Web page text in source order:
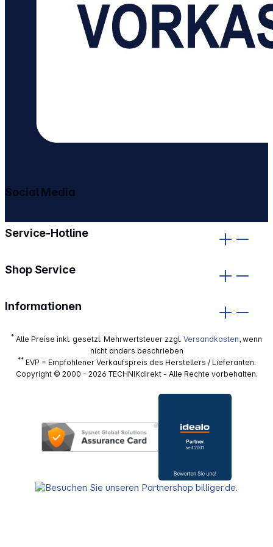
Service-Hotline
Shop Service
Informationen
Social Media
* Alle Preise inkl. gesetzl. Mehrwertsteuer zzgl. Versandkosten, wenn
nicht anders beschrieben
**EVP = Empfohlener Verkaufspreis des Herstellers / Lieferanten.
Copyright © 2000 - 2026 TECHNIKdirekt - Alle Rechte vorbehalten.